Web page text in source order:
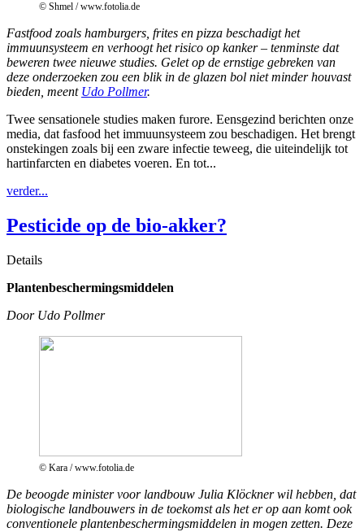
© Shmel / www.fotolia.de
Fastfood zoals hamburgers, frites en pizza beschadigt het
immuunsysteem en verhoogt het risico op kanker – tenminste dat
beweren twee nieuwe studies. Gelet op de ernstige gebreken van
deze onderzoeken zou een blik in de glazen bol niet minder houvast
bieden, meent Udo Pollmer.
Twee sensationele studies maken furore. Eensgezind berichten onze
media, dat fasfood het immuunsysteem zou beschadigen. Het brengt
onstekingen zoals bij een zware infectie teweeg, die uiteindelijk tot
hartinfarcten en diabetes voeren. En tot...
verder...
Pesticide op de bio-akker?
Details
Plantenbeschermingsmiddelen
Door Udo Pollmer
© Kara / www.fotolia.de
De beoogde minister voor landbouw Julia Klöckner wil hebben, dat
biologische landbouwers in de toekomst als het er op aan komt ook
conventionele plantenbeschermingsmiddelen in mogen zetten. Deze